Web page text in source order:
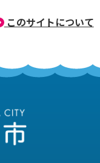
このサイトについて